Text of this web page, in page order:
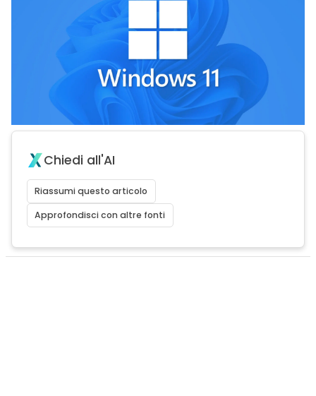
Chiedi all'AI
Riassumi questo articolo
Approfondisci con altre fonti